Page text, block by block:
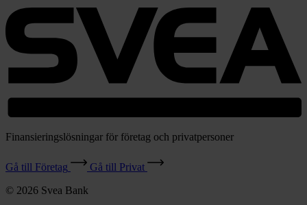
Finansieringslösningar för företag och privatpersoner
Gå till Företag
Gå till Privat
© 2026 Svea Bank